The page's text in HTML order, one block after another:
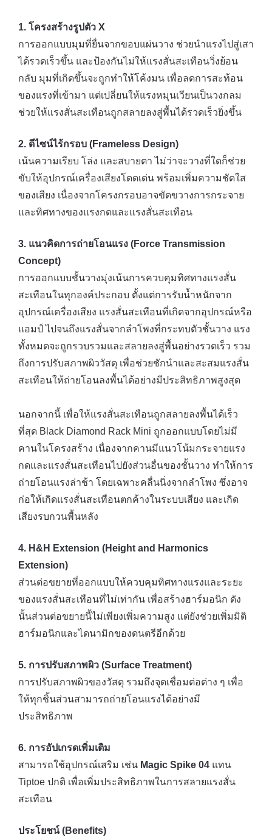
1. โครงสร้างรูปตัว X
การออกแบบมุมที่ยื่นจากขอบแผ่นวาง ช่วยนำแรงไปสู่เสา
ได้รวดเร็วขึ้น และป้องกันไม่ให้แรงสั่นสะเทือนวิ่งย้อน
กลับ มุมที่เกิดขึ้นจะถูกทำให้โค้งมน เพื่อลดการสะท้อน
ของแรงที่เข้ามา แต่เปลี่ยนให้แรงหมุนเวียนเป็นวงกลม
ช่วยให้แรงสั่นสะเทือนถูกสลายลงสู่พื้นได้รวดเร็วยิ่งขึ้น
2. ดีไซน์ไร้กรอบ (Frameless Design)
เน้นความเรียบ โล่ง และสบายตา ไม่ว่าจะวางที่ใดก็ช่วย
ขับให้อุปกรณ์เครื่องเสียงโดดเด่น พร้อมเพิ่มความชัดใส
ของเสียง เนื่องจากโครงกรอบอาจขัดขวางการกระจาย
และทิศทางของแรงกดและแรงสั่นสะเทือน
3. แนวคิดการถ่ายโอนแรง (Force Transmission
Concept)
การออกแบบชั้นวางมุ่งเน้นการควบคุมทิศทางแรงสั่น
สะเทือนในทุกองค์ประกอบ ตั้งแต่การรับน้ำหนักจาก
อุปกรณ์เครื่องเสียง แรงสั่นสะเทือนที่เกิดจากอุปกรณ์หรือ
แอมป์ ไปจนถึงแรงสั่นจากลำโพงที่กระทบตัวชั้นวาง แรง
ทั้งหมดจะถูกรวบรวมและสลายลงสู่พื้นอย่างรวดเร็ว รวม
ถึงการปรับสภาพผิววัสดุ เพื่อช่วยชักนำและสะสมแรงสั่น
สะเทือนให้ถ่ายโอนลงพื้นได้อย่างมีประสิทธิภาพสูงสุด
นอกจากนี้ เพื่อให้แรงสั่นสะเทือนถูกสลายลงพื้นได้เร็ว
ที่สุด Black Diamond Rack Mini ถูกออกแบบโดยไม่มี
คานในโครงสร้าง เนื่องจากคานมีแนวโน้มกระจายแรง
กดและแรงสั่นสะเทือนไปยังส่วนอื่นของชั้นวาง ทำให้การ
ถ่ายโอนแรงล่าช้า โดยเฉพาะคลื่นนิ่งจากลำโพง ซึ่งอาจ
ก่อให้เกิดแรงสั่นสะเทือนตกค้างในระบบเสียง และเกิด
เสียงรบกวนพื้นหลัง
4. H&H Extension (Height and Harmonics
Extension)
ส่วนต่อขยายที่ออกแบบให้ควบคุมทิศทางแรงและระยะ
ของแรงสั่นสะเทือนที่ไม่เท่ากัน เพื่อสร้างฮาร์มอนิก ดัง
นั้นส่วนต่อขยายนี้ไม่เพียงเพิ่มความสูง แต่ยังช่วยเพิ่มมิติ
ฮาร์มอนิกและไดนามิกของดนตรีอีกด้วย
5. การปรับสภาพผิว (Surface Treatment)
การปรับสภาพผิวของวัสดุ รวมถึงจุดเชื่อมต่อต่าง ๆ เพื่อ
ให้ทุกชิ้นส่วนสามารถถ่ายโอนแรงได้อย่างมี
ประสิทธิภาพ
6. การอัปเกรดเพิ่มเติม
สามารถใช้อุปกรณ์เสริม เช่น Magic Spike 04 แทน
Tiptoe ปกติ เพื่อเพิ่มประสิทธิภาพในการสลายแรงสั่น
สะเทือน
ประโยชน์ (Benefits)